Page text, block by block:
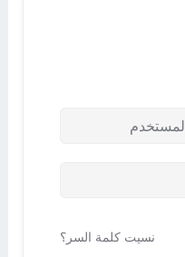
نسيت كلمة السر؟